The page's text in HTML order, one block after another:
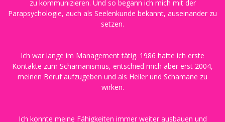
zu kommunizieren. Und so begann ich mich mit der
Parapsychologie, auch als Seelenkunde bekannt, auseinander zu
setzen.
Ich war lange im Management tätig. 1986 hatte ich erste
Kontakte zum Schamanismus, entschied mich aber erst 2004,
meinen Beruf aufzugeben und als Heiler und Schamane zu
wirken.
Ich konnte meine Fähigkeiten immer weiter ausbauen und